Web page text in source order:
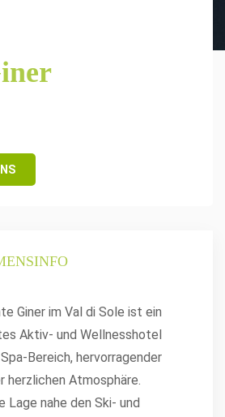
Giner im Val di Sole ist ein
Aktiv- und Wellnesshotel
Bereich, hervorragender
herzlichen Atmosphäre.
Lage nahe den Ski- und